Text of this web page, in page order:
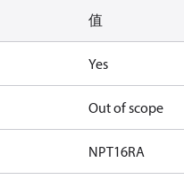
值
Yes
Out of scope
NPT16RA